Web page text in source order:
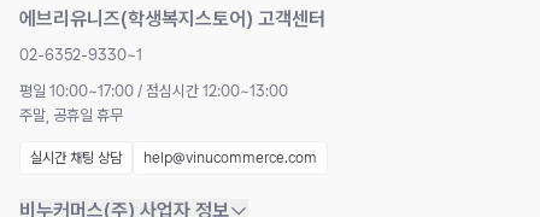
에브리유니즈(학생복지스토어) 고객센터
02-6352-9330~1
평일 10:00~17:00 / 점심시간 12:00~13:00
주말, 공휴일 휴무
실시간 채팅 상담 help@vinucommerce.com
비누커머스(주) 사업자 정보